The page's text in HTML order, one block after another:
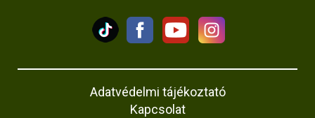
Adatvédelmi tájékoztató
Kapcsolat